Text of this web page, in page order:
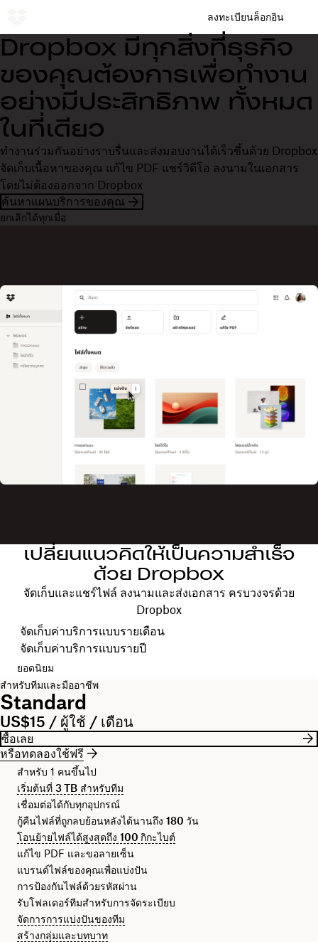
ลงทะเบียนล็อกอิน
Dropbox มีทุกสิ่งที่ธุรกิจ
ของคุณต้องการเพื่อทำงาน
อย่างมีประสิทธิภาพ ทั้งหมด
ในที่เดียว
ทำงานร่วมกันอย่างราบรื่นและส่งมอบงานได้เร็วขึ้นด้วย Dropbox
จัดเก็บเนื้อหาของคุณ แก้ไข PDF แชร์วิดีโอ ลงนามในเอกสาร
โดยไม่ต้องออกจาก Dropbox
ค้นหาแผนบริการของคุณ
ยกเลิกได้ทุกเมื่อ
เปลี่ยนแนวคิดให้เป็นความสำเร็จ
ด้วย Dropbox
จัดเก็บและแชร์ไฟล์ ลงนามและส่งเอกสาร ครบวงจรด้วย
Dropbox
เลือกรอบการเรียกเก็บค่าบริการของคุณ
จัดเก็บค่าบริการแบบรายเดือน
จัดเก็บค่าบริการแบบรายปี
ยอดนิยม
สำหรับทีมและมืออาชีพ
Standard
US$15 / ผู้ใช้ / เดือน
ซื้อเลย
หรือทดลองใช้ฟรี
สำหรับ 1 คนขึ้นไป
เริ่มต้นที่ 3 TB สำหรับทีม
เชื่อมต่อได้กับทุกอุปกรณ์
กู้คืนไฟล์ที่ถูกลบย้อนหลังได้นานถึง 180 วัน
โอนย้ายไฟล์ได้สูงสุดถึง 100 กิกะไบต์
แก้ไข PDF และขอลายเซ็น
แบรนด์ไฟล์ของคุณเพื่อแบ่งปัน
การป้องกันไฟล์ด้วยรหัสผ่าน
รับโฟลเดอร์ทีมสำหรับการจัดระเบียบ
จัดการการแบ่งปันของทีม
สร้างกลุ่มและบทบาท